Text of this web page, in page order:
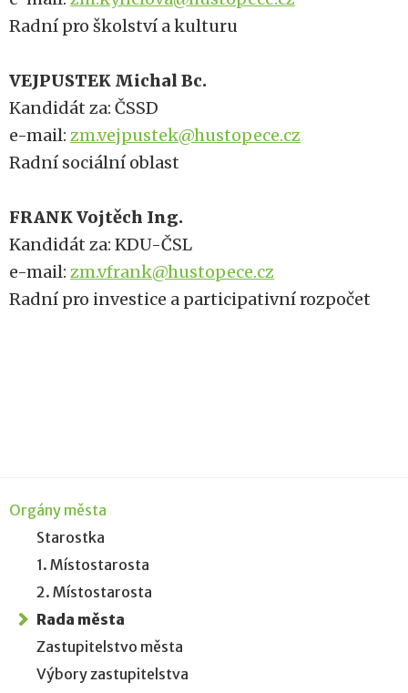
Radní pro školství a kulturu
VEJPUSTEK Michal Bc.
Kandidát za: ČSSD
e-mail: zm.vejpustek@hustopece.cz
Radní sociální oblast
FRANK Vojtěch Ing.
Kandidát za: KDU-ČSL
e-mail: zm.vfrank@hustopece.cz
Radní pro investice a participativní rozpočet
Orgány města
Starostka
1. Místostarosta
2. Místostarosta
Rada města
Zastupitelstvo města
Výbory zastupitelstva